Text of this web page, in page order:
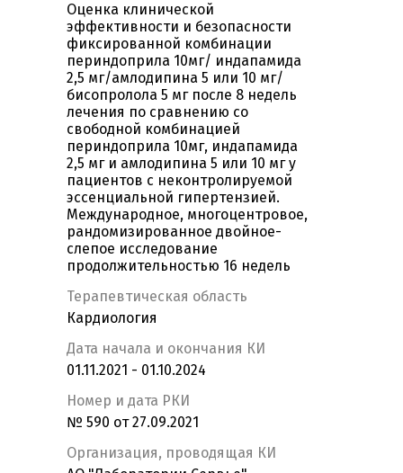
Оценка клинической
эффективности и безопасности
фиксированной комбинации
периндоприла 10мг/ индапамида
2,5 мг/амлодипина 5 или 10 мг/
бисопролола 5 мг после 8 недель
лечения по сравнению со
свободной комбинацией
периндоприла 10мг, индапамида
2,5 мг и амлодипина 5 или 10 мг у
пациентов с неконтролируемой
эссенциальной гипертензией.
Международное, многоцентровое,
рандомизированное двойное-
слепое исследование
продолжительностью 16 недель
Терапевтическая область
Кардиология
Дата начала и окончания КИ
01.11.2021 - 01.10.2024
Номер и дата РКИ
№ 590 от 27.09.2021
Организация, проводящая КИ